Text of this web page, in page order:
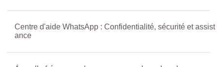
Centre d'aide WhatsApp : Confidentialité, sécurité et assist
ance